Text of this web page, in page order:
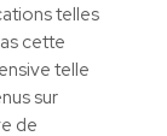
telles
cette
telle
sur
de